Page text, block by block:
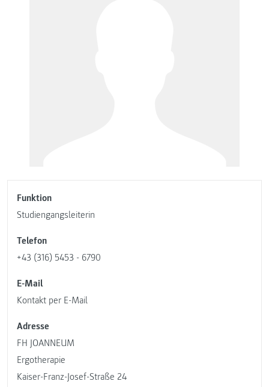
Funktion
Studiengangsleiterin
Telefon
+43 (316) 5453 - 6790
E-Mail
Kontakt per E-Mail
Adresse
FH JOANNEUM
Ergotherapie
Kaiser-Franz-Josef-Straße 24